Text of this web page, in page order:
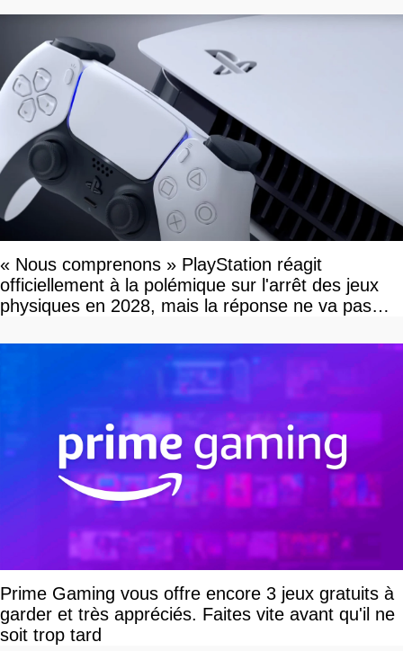
« Nous comprenons » PlayStation réagit
officiellement à la polémique sur l'arrêt des jeux
physiques en 2028, mais la réponse ne va pas
Prime Gaming vous offre encore 3 jeux gratuits à
garder et très appréciés. Faites vite avant qu'il ne
soit trop tard